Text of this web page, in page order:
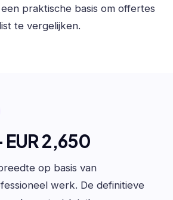
praktische basis om offertes
te vergelijken.
EUR 2,650
op basis van
werk. De definitieve